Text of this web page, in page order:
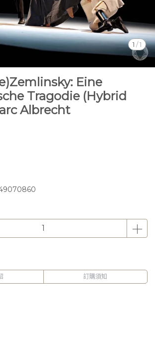
1 /1
Eine
Tragodie (Hybrid
Albrecht
訂購須知